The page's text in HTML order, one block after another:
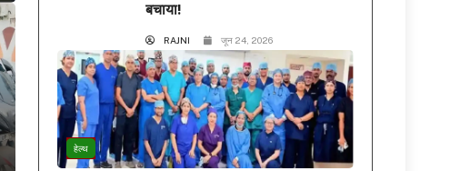
बचाया!
RAJNI जून 24, 2026
हेल्थ